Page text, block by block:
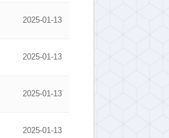
2025-01-13
2025-01-13
2025-01-13
2025-01-13